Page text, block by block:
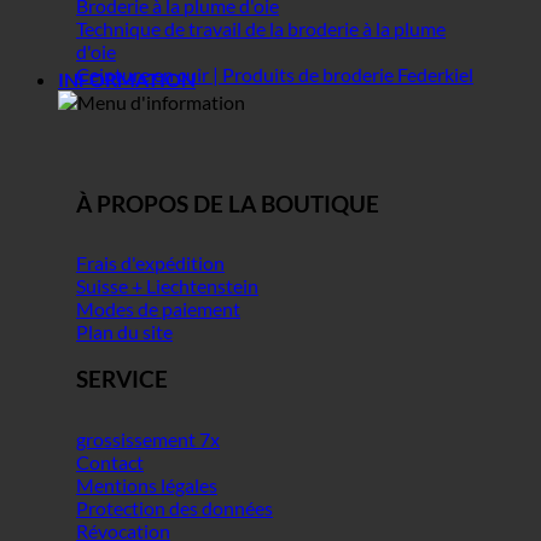
Broderie à la plume d'oie
Technique de travail de la broderie à la plume
d'oie
Ceinture en cuir | Produits de broderie Federkiel
INFORMATION
À PROPOS DE LA BOUTIQUE
Frais d'expédition
Suisse + Liechtenstein
Modes de paiement
Plan du site
SERVICE
grossissement 7x
Contact
Mentions légales
Protection des données
Révocation